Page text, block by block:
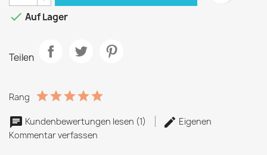
 Auf Lager
Teilen
Rang
Kundenbewertungen lesen (1)
Eigenen
Kommentar verfassen